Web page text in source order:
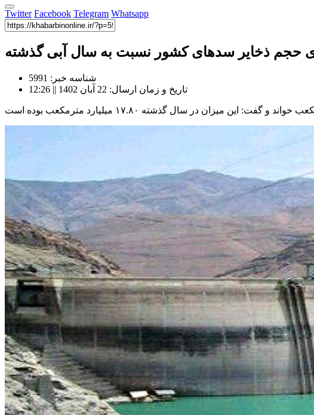
Twitter Facebook Telegram Whatsapp
شناسه خبر: 5991
تاریخ و زمان ارسال: 22 آبان 1402 || 12:26